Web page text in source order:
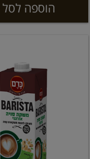
הוספה לסל